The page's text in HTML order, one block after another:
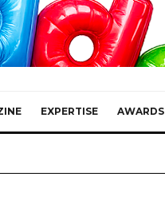
EXPERTISE AWARDS